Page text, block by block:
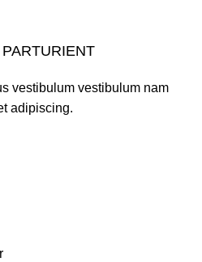
vestibulum vestibulum nam
adipiscing.